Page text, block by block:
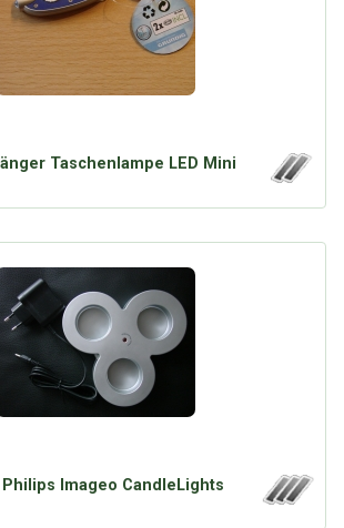
Taschenlampe LED Mini
Imageo CandleLights